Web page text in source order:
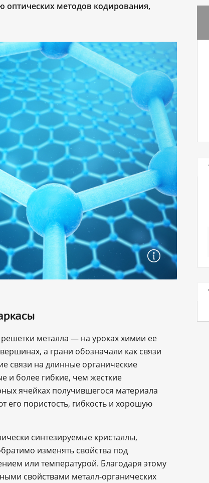
оптических методов кодирования,
решетки металла — на уроках химии ее
а грани обозначали как связи
связи на длинные органические
и более гибкие, чем жесткие
ячейках получившегося материала
его пористость, гибкость и хорошую
синтезируемые кристаллы,
изменять свойства под
или температурой. Благодаря этому
свойствами металл-органических